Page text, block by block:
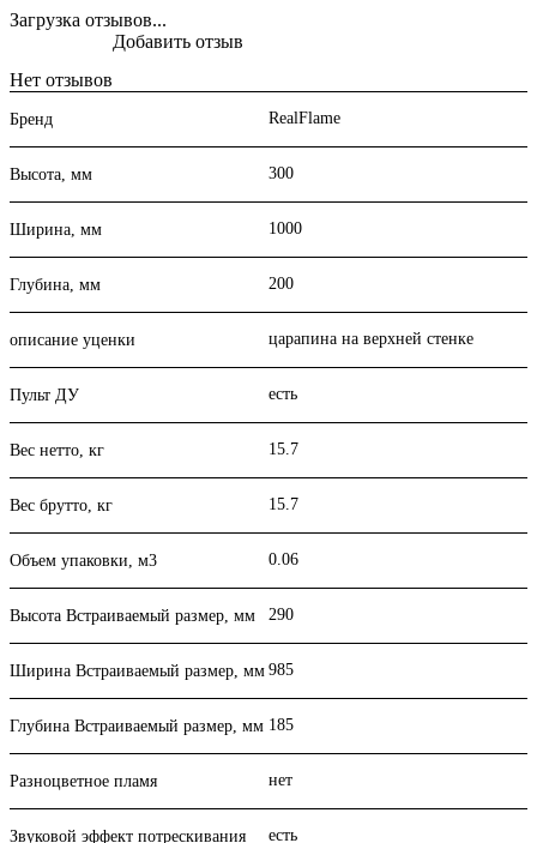
Загрузка отзывов...
Нет отзывов
Добавить отзыв
Бренд RealFlame
Высота, мм 300
Ширина, мм 1000
Глубина, мм 200
описание уценки царапина на верхней стенке
Пульт ДУ есть
Вес нетто, кг 15.7
Вес брутто, кг 15.7
Объем упаковки, м3 0.06
Высота Встраиваемый размер, мм 290
Ширина Встраиваемый размер, мм 985
Глубина Встраиваемый размер, мм 185
Разноцветное пламя нет
Звуковой эффект потрескивания есть